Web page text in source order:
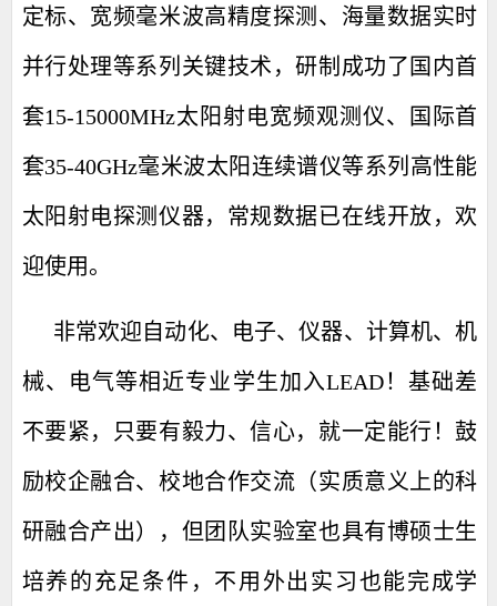
定标、宽频毫米波高精度探测、海量数据实时
并行处理等系列关键技术，研制成功了国内首
套15-15000MHz太阳射电宽频观测仪、 国际首
套35-40GHz毫米波太阳连续谱仪等系列高性能
太阳射电探测仪器，常规数据已在线开放，欢
迎使用。
非常欢迎自动化、电子、仪器、计算机、机
械、电气等相近专业学生加入LEAD！基础差
不要紧，只要有毅力、信心，就一定能行！鼓
励校企融合、校地合作交流（实质意义上的科
研融合产出），但团队实验室也具有博硕士生
培养的充足条件，不用外出实习也能完成学